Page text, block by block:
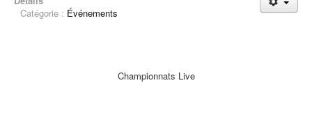
Catégorie : Événements
Championnats Live